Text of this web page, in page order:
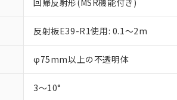
回帰反射形(MSR機能付き)
反射板E39-R1使用: 0.1～2m
φ75mm以上の不透明体
3～10°